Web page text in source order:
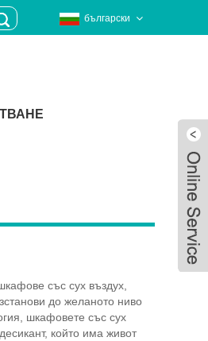
български
със сух въздух,
до желаното ниво
шкафовете със сух
който има живот